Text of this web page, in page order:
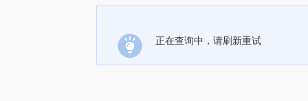
正在查询中，请刷新重试